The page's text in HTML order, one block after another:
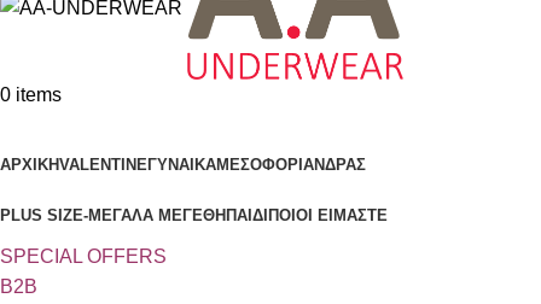
0 items
ΑΡΧΙΚΗVALENTINE ΓΥΝΑΙΚΑΜΕΣΟΦΟΡΙ ΑΝΔΡΑΣ
PLUS SIZE-ΜΕΓΑΛΑ ΜΕΓΕΘΗ ΠΑΙΔΙ ΠΟΙΟΙ ΕΙΜΑΣΤΕ
SPECIAL OFFERS
B2B